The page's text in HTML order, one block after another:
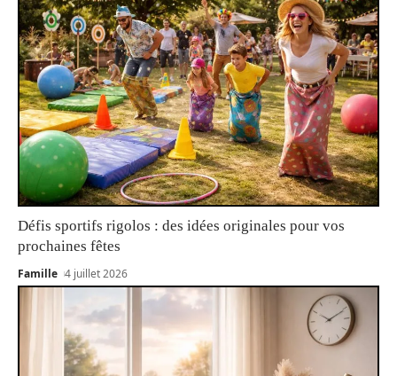
Défis sportifs rigolos : des idées originales pour vos
prochaines fêtes
Famille 4 juillet 2026